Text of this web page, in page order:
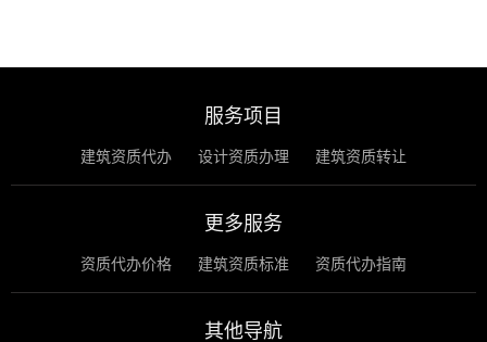
服务项目
建筑资质代办 设计资质办理 建筑资质转让
更多服务
资质代办价格 建筑资质标准 资质代办指南
其他导航